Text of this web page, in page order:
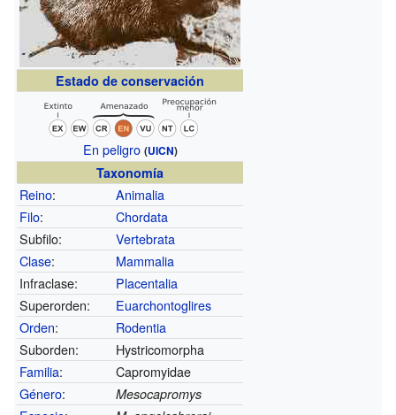
Estado de conservación
En peligro (UICN)
Taxonomía
Reino:
Animalia
Filo:
Chordata
Subfilo:
Vertebrata
Clase:
Mammalia
Infraclase:
Placentalia
Superorden:
Euarchontoglires
Orden:
Rodentia
Suborden:
Hystricomorpha
Familia:
Capromyidae
Género: Mesocapromys